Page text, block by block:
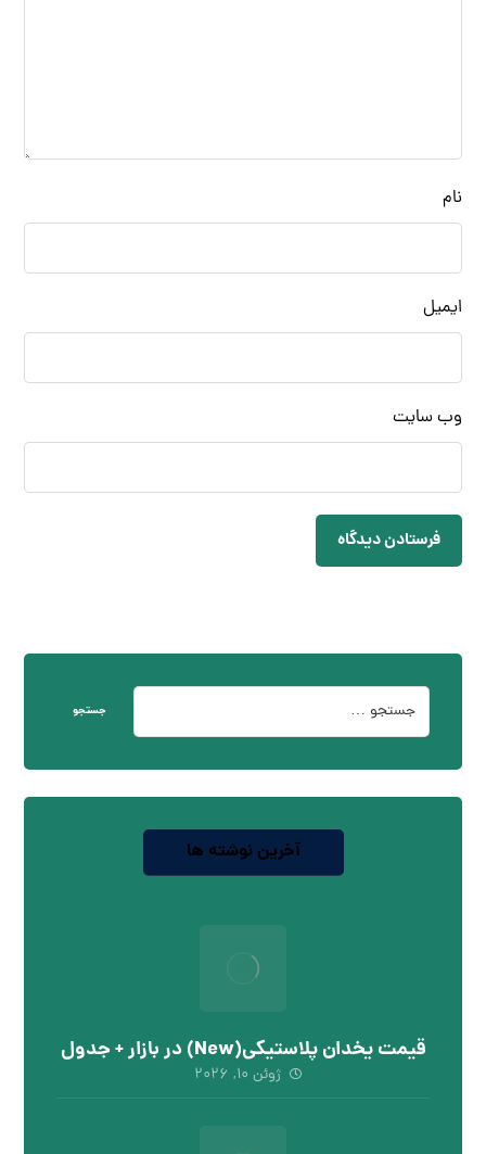
نام
ایمیل
وب‌ سایت
فرستادن دیدگاه
جستجو
آخرین نوشته ها
قیمت یخدان پلاستیکی(New) در بازار + جدول
ژوئن ۱۰, ۲۰۲۶